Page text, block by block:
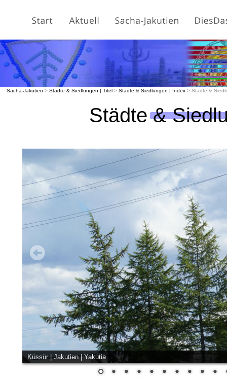
Städte &
Sacha-Jakutien > Städte & Siedlungen | Titel > Städte & Siedlungen | Index > Städte &
Küssür | Jakutien | Yakutia